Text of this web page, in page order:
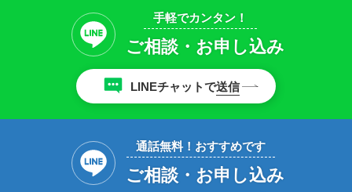
手軽でカンタン！
ご相談・お申し込み
LINEチャットで送信
通話無料！おすすめです
ご相談・お申し込み